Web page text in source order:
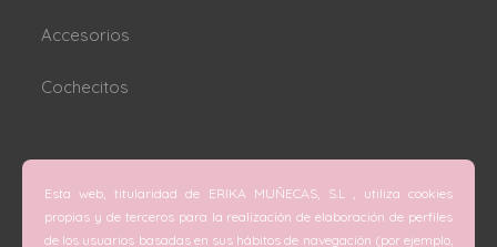
Accesorios
Cochecitos
Esta web, titularidad de ERIKA MUÑECAS, S.L , utiliza cookies
propias y de terceros para la realización de elaboración de perfiles
de los usuarios basadas en sus hábitos de navegación (por ejemplo,